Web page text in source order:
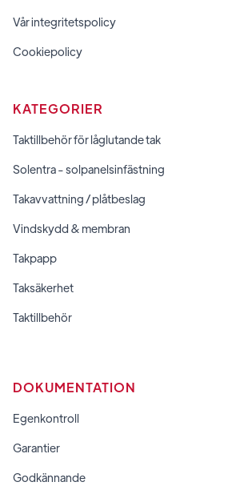
Vår integritetspolicy
Cookiepolicy
KATEGORIER
Taktillbehör för låglutande tak
Solentra - solpanelsinfästning
Takavvattning / plåtbeslag
Vindskydd & membran
Takpapp
Taksäkerhet
Taktillbehör
DOKUMENTATION
Egenkontroll
Garantier
Godkännande